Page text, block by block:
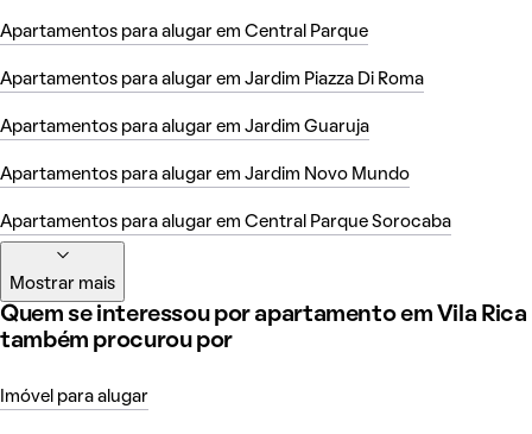
Apartamentos para alugar em Central Parque
Apartamentos para alugar em Jardim Piazza Di Roma
Apartamentos para alugar em Jardim Guaruja
Apartamentos para alugar em Jardim Novo Mundo
Apartamentos para alugar em Central Parque Sorocaba
Mostrar mais
Quem se interessou por apartamento em Vila Rica
também procurou por
Imóvel para alugar